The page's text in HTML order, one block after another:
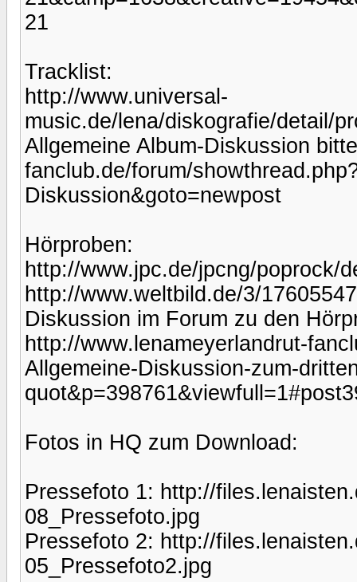
21
Tracklist:
http://www.universal-
music.de/lena/diskografie/detail/
Allgemeine Album-Diskussion
fanclub.de/forum/
Diskussion&goto=newpost
Hörproben:
http://www.jpc.de/jpcng/poprock/
http://www.weltbild.de/3/
Diskussion im Forum zu den
http://www.lenameyerlandrut-
Allgemeine-Diskussion-zum-
Fotos in HQ zum Download:
Pressefoto 1: http://
08_Pressefoto.jpg
Pressefoto 2: http://
05_Pressefoto2.jpg